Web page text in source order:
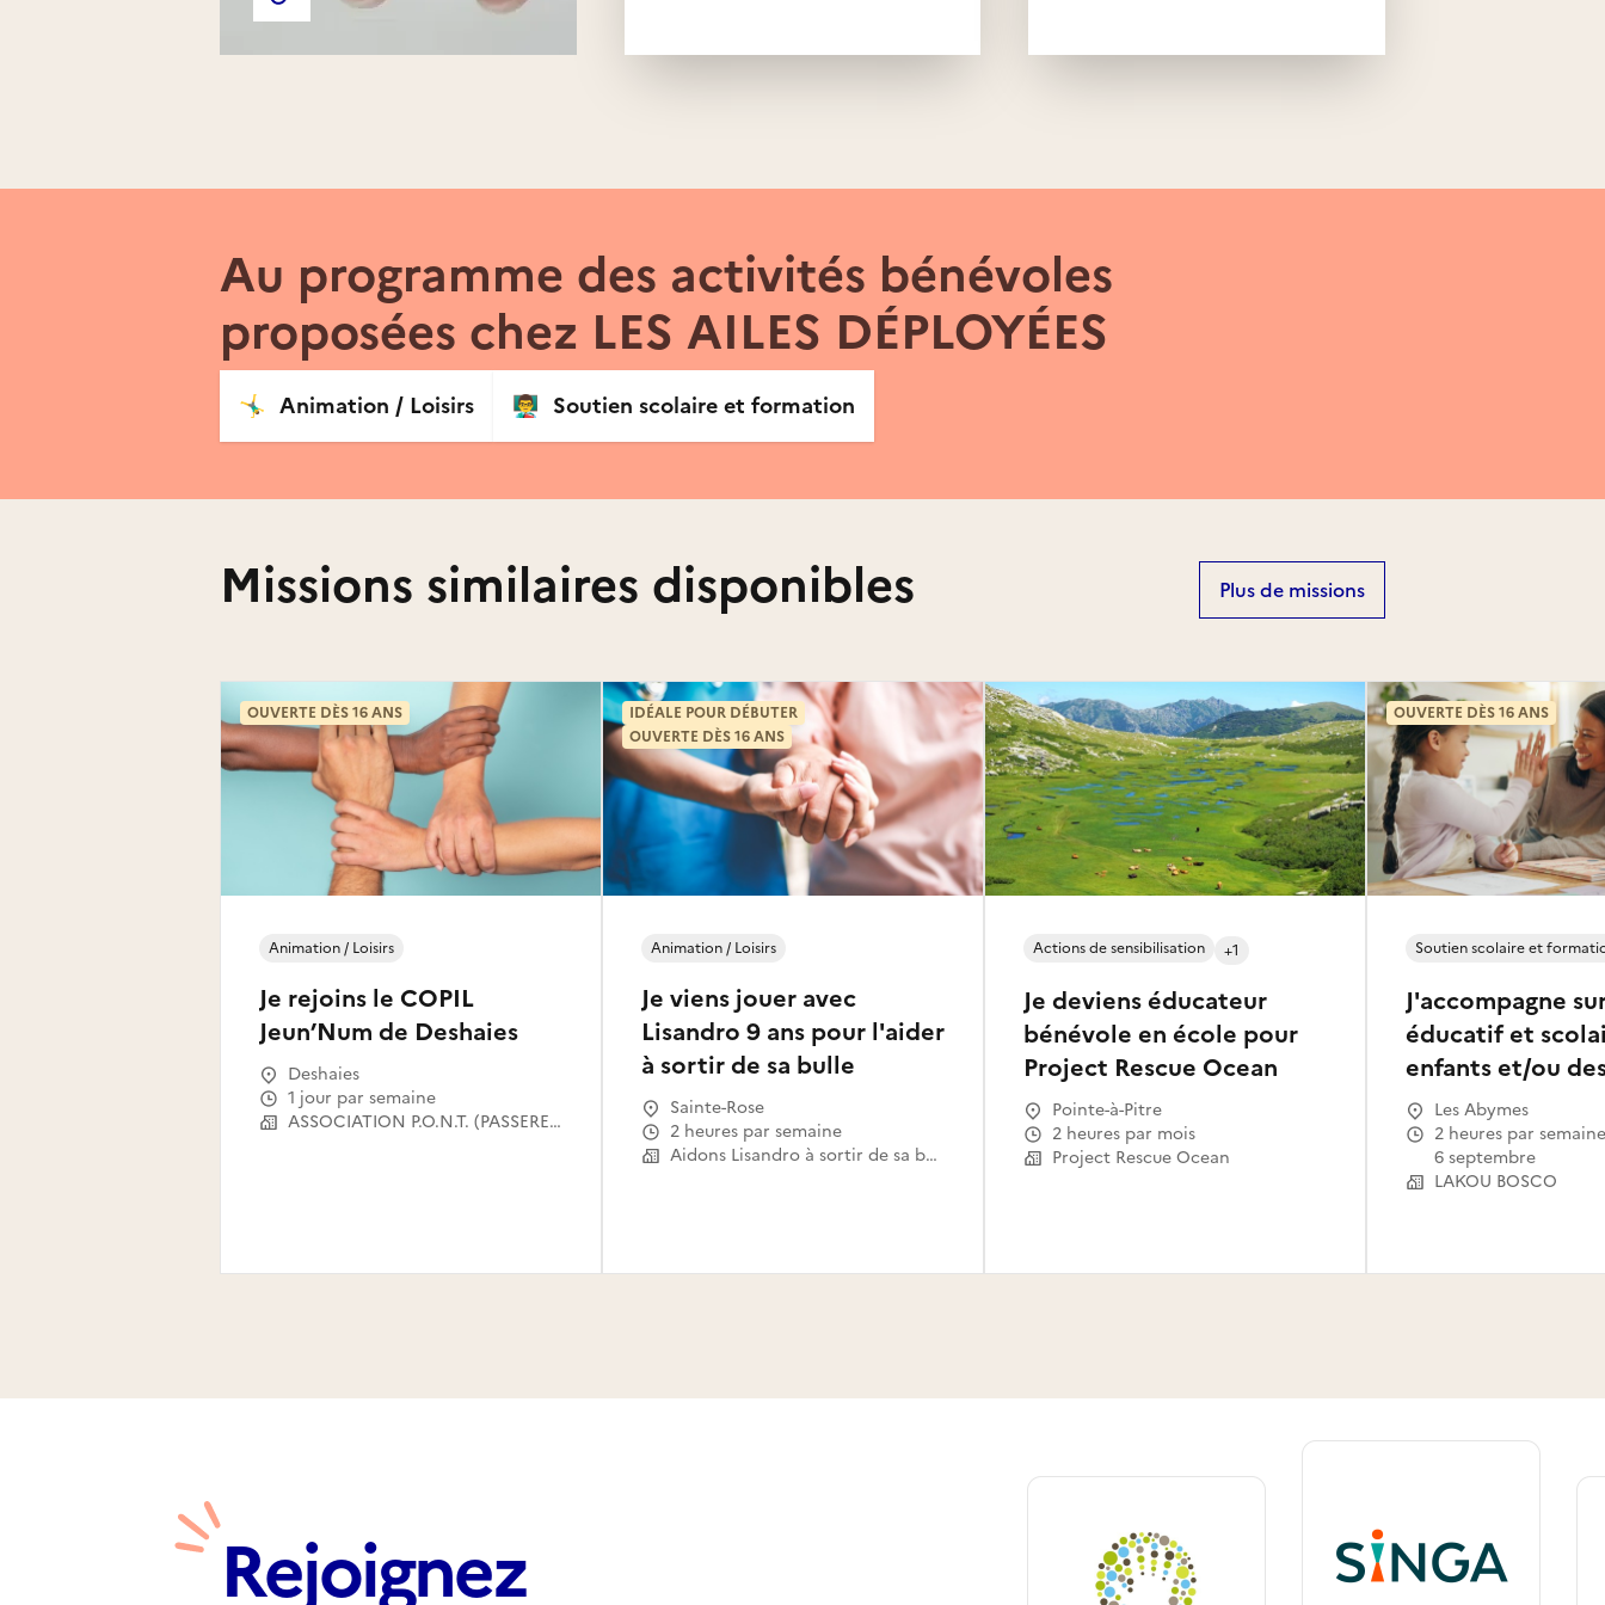
Au programme des activités bénévoles
proposées chez LES AILES DÉPLOYÉES
🤸‍♂️ Animation / Loisirs 👨‍🏫 Soutien scolaire et formation
Missions similaires disponibles Plus de missions
Je rejoins le COPIL
Jeun’Num de Deshaies
Animation / Loisirs
Deshaies
1 jour par semaine
ASSOCIATION P.O.N.T. (PASSERELLES OUVERTES VERS LE NUMERIQUE POUR TOUS)
OUVERTE DÈS 16 ANS
Je viens jouer avec
Lisandro 9 ans pour l'aider
à sortir de sa bulle
Animation / Loisirs
Sainte-Rose
2 heures par semaine
Aidons Lisandro à sortir de sa bulle
IDÉALE POUR DÉBUTER
OUVERTE DÈS 16 ANS
Je deviens éducateur
bénévole en école pour
Project Rescue Ocean
Actions de sensibilisation +1
Pointe-à-Pitre
2 heures par mois
Project Rescue Ocean
J'accompagne
éducatif et
enfants et/ou
Soutien scolaire et
Les Abymes
2 heures par semaine à partir du
6 septembre
LAKOU BOSCO
OUVERTE DÈS 16 ANS
Rejoignez